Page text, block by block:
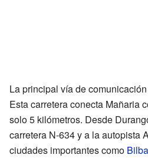
La principal vía de
Esta carretera conecta Mañaria
solo 5 kilómetros. Desde
carretera N-634 y a la autopista
ciudades importantes como